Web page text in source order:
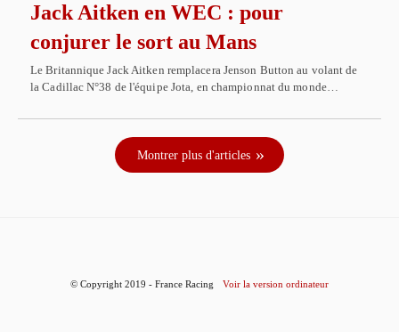
Jack Aitken en WEC : pour
conjurer le sort au Mans
Le Britannique Jack Aitken remplacera Jenson Button au volant de
la Cadillac N°38 de l'équipe Jota, en championnat du monde…
Montrer plus d'articles
© Copyright 2019 - France Racing Voir la version ordinateur